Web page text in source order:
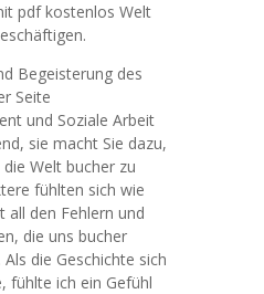
pdf kostenlos Welt
Begeisterung des
Seite
und Soziale Arbeit
sie macht Sie dazu,
Welt bucher zu
fühlten sich wie
all den Fehlern und
die uns bucher
die Geschichte sich
fühlte ich ein Gefühl